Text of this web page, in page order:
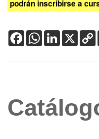
podrán inscribirse a
FacebookWhatsApp
LinkedIn
X